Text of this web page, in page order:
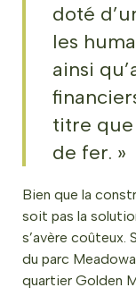
doté
les
ainsi
titre que
de fer. »
Bien que la
soit pas la
s’avère coûteux.
du parc
quartier Golden